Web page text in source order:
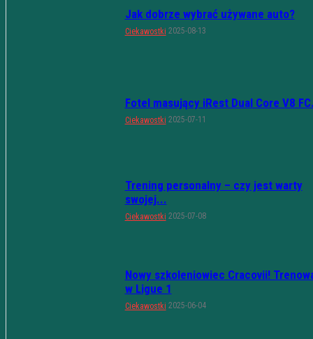
Jak dobrze wybrać używane auto?
Ciekawostki 2025-08-13
Fotel masujący iRest Dual Core V8
Ciekawostki 2025-07-11
Trening personalny – czy jest warty
swojej...
Ciekawostki 2025-07-08
Nowy szkoleniowiec Cracovii!
w Ligue 1
Ciekawostki 2025-06-04